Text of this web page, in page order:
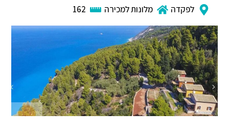
לפקדה מלונות למכירה 162